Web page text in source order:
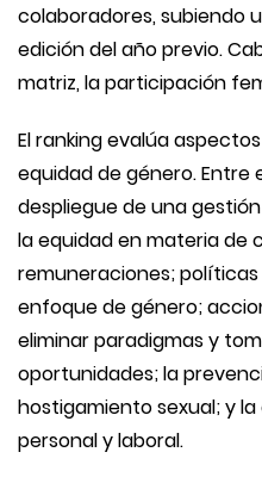
colaboradores, subiendo
edición del año previo.
matriz, la participación
El rankingevalúa
equidad de género. Entre
despliegue de una
la equidad en materia de
remuneraciones;
enfoque de género;
eliminar paradigmas y
oportunidades; la
hostigamiento sexual; y
personal y laboral.